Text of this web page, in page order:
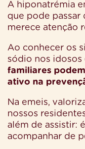
A hiponatrémia
que pode passar
merece atenção
Ao conhecer os
sódio nos idosos
familiares
ativo na
Na emeis,
nossos
além de assistir:
acompanhar de